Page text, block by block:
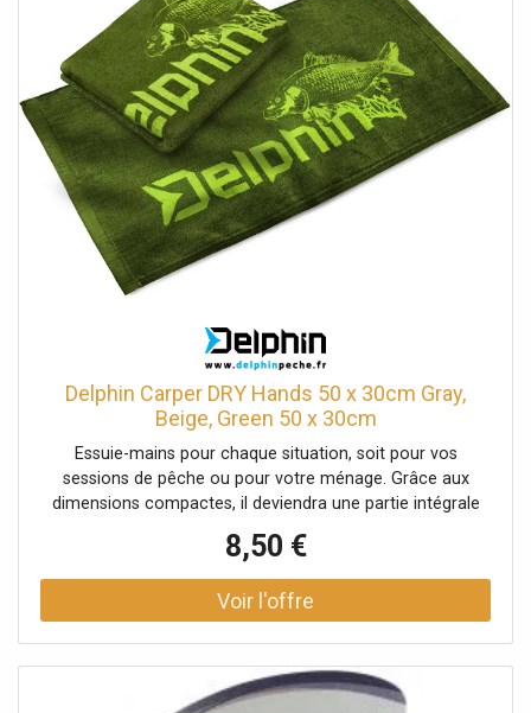
Delphin Carper DRY Hands 50 x 30cm Gray,
Beige, Green 50 x 30cm
Essuie-mains pour chaque situation, soit pour vos
sessions de pêche ou pour votre ménage. Grâce aux
dimensions compactes, il deviendra une partie intégrale
les mains sèches. Il est en coton 100 % très agréable au
toucher. La couleur verte avec un grand logo Delphin et
une silhouette de la carpe est un détail stylé pour chaque
carpiste. Informations techniques: Dimensions: 50x30 cm
8,50 €